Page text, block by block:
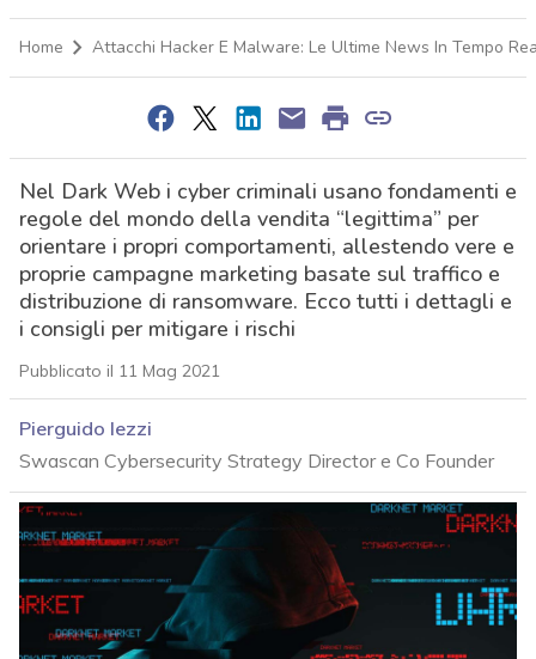
Home Attacchi Hacker E Malware: Le Ultime News In Tempo
Nel Dark Web i cyber criminali usano fondamenti e
regole del mondo della vendita “legittima” per
orientare i propri comportamenti, allestendo vere e
proprie campagne marketing basate sul traffico e
distribuzione di ransomware. Ecco tutti i dettagli e
i consigli per mitigare i rischi
Pubblicato il 11 Mag 2021
Pierguido Iezzi
Swascan Cybersecurity Strategy Director e Co Founder